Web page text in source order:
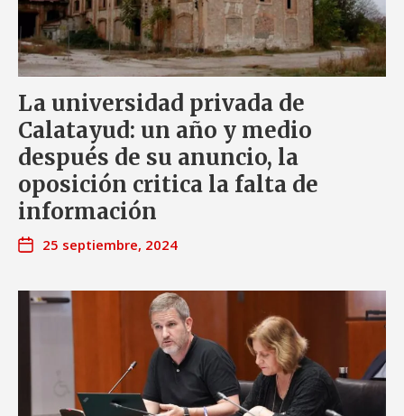
La universidad privada de
Calatayud: un año y medio
después de su anuncio, la
oposición critica la falta de
información
25 septiembre, 2024